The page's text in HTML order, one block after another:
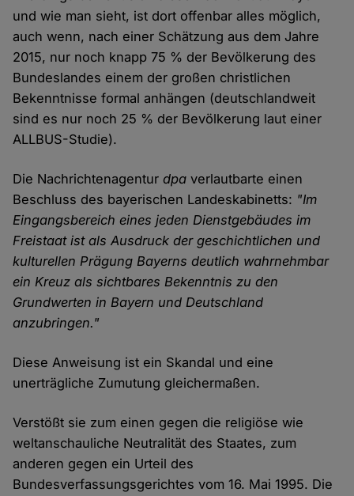
und wie man sieht, ist dort offenbar alles möglich,
auch wenn, nach einer Schätzung aus dem Jahre
2015, nur noch knapp 75 % der Bevölkerung des
Bundeslandes einem der großen christlichen
Bekenntnisse formal anhängen (deutschlandweit
sind es nur noch 25 % der Bevölkerung laut einer
ALLBUS-Studie).
Die Nachrichtenagenturdpa verlautbarte einen
Beschluss des bayerischen Landeskabinetts: "Im
Eingangsbereich eines jeden Dienstgebäudes im
Freistaat ist als Ausdruck der geschichtlichen und
kulturellen Prägung Bayerns deutlich wahrnehmbar
ein Kreuz als sichtbares Bekenntnis zu den
Grundwerten in Bayern und Deutschland
anzubringen."
Diese Anweisung ist ein Skandal und eine
unerträgliche Zumutung gleichermaßen.
Verstößt sie zum einen gegen die religiöse wie
weltanschauliche Neutralität des Staates, zum
anderen gegen ein Urteil des
Bundesverfassungsgerichtes vom 16. Mai 1995. Die